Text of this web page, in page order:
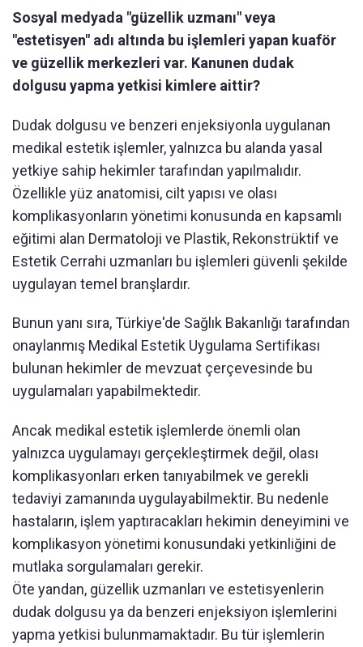
Sosyal medyada "güzellik uzmanı" veya
"estetisyen" adı altında bu işlemleri yapan kuaför
ve güzellik merkezleri var. Kanunen dudak
dolgusu yapma yetkisi kimlere aittir?
Dudak dolgusu ve benzeri enjeksiyonla uygulanan
medikal estetik işlemler, yalnızca bu alanda yasal
yetkiye sahip hekimler tarafından yapılmalıdır.
Özellikle yüz anatomisi, cilt yapısı ve olası
komplikasyonların yönetimi konusunda en kapsamlı
eğitimi alan Dermatoloji ve Plastik, Rekonstrüktif ve
Estetik Cerrahi uzmanları bu işlemleri güvenli şekilde
uygulayan temel branşlardır.
Bunun yanı sıra, Türkiye'de Sağlık Bakanlığı tarafından
onaylanmış Medikal Estetik Uygulama Sertifikası
bulunan hekimler de mevzuat çerçevesinde bu
uygulamaları yapabilmektedir.
Ancak medikal estetik işlemlerde önemli olan
yalnızca uygulamayı gerçekleştirmek değil, olası
komplikasyonları erken tanıyabilmek ve gerekli
tedaviyi zamanında uygulayabilmektir. Bu nedenle
hastaların, işlem yaptıracakları hekimin deneyimini ve
komplikasyon yönetimi konusundaki yetkinliğini de
mutlaka sorgulamaları gerekir.
Öte yandan, güzellik uzmanları ve estetisyenlerin
dudak dolgusu ya da benzeri enjeksiyon işlemlerini
yapma yetkisi bulunmamaktadır. Bu tür işlemlerin